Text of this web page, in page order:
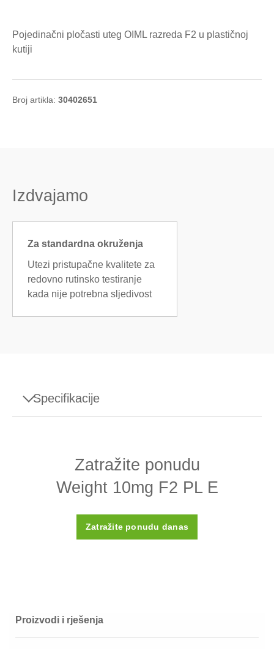
Pojedinačni pločasti uteg OIML razreda F2 u plastičnoj
kutiji
Broj artikla: 30402651
Izdvajamo
Za standardna okruženja
Utezi pristupačne kvalitete za
redovno rutinsko testiranje
kada nije potrebna sljedivost
Specifikacije
List
Gustoća ρ 7950 (± 140) kg/m3
< 0,8
Umjerni certifikat Ne
OIML klasa
Zatražite ponudu
Weight 10mg F2 PL E
Zatražite ponudu danas
Proizvodi i rješenja